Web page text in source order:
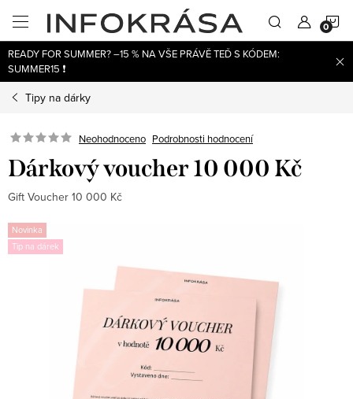
obsah
READY FOR SUMMER? –15 % NA VŠE PRÁVĚ TEĎ S KÓDEM:
SUMMER15 ❗
Tipy na dárky
Neohodnoceno Podrobnosti hodnocení
Dárkový voucher 10 000 Kč
Gift Voucher 10 000 Kč
Novinka
Tip na dárek